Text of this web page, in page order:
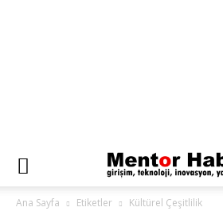
Ana Sayfa Etiketler Kültürel Çeşitlilik